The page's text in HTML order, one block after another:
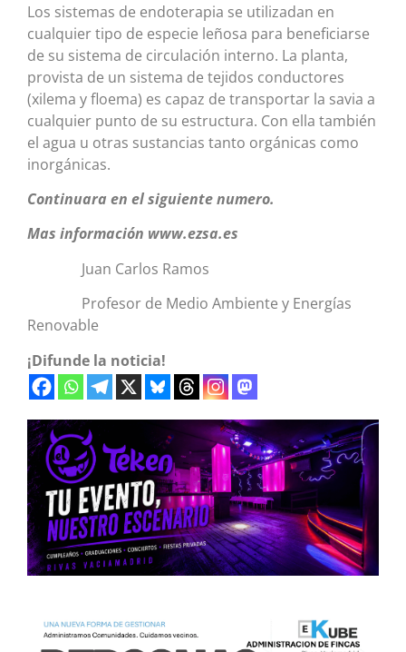
Los sistemas de endoterapia se utilizadan en
cualquier tipo de especie leñosa para beneficiarse
de su sistema de circulación interno. La planta,
provista de un sistema de tejidos conductores
(xilema y floema) es capaz de transportar la savia a
cualquier punto de su estructura. Con ella también
el agua u otras sustancias tanto orgánicas como
inorgánicas.
Continuara en el siguiente numero.
Mas información www.ezsa.es
Juan Carlos Ramos
Profesor de Medio Ambiente y Energías
Renovable
¡Difunde la noticia!